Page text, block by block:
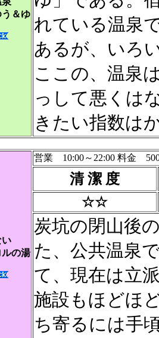
ゆ
れている温泉
あるが、いろ
ここの、温泉
っして悪くは
きたい指数は
い
の湯
営業 10:00～22:00 料金
清 潔 度
☆☆
炭坑の閉山後
た、公共温泉
て、現在は立
施設もほどほ
ち寄るには手